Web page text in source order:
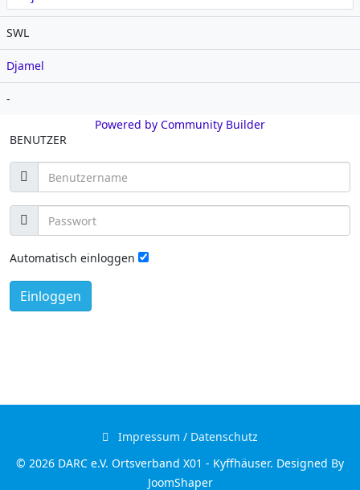
SWL
Djamel
-
Powered by Community Builder
BENUTZER
Automatisch einloggen
Einloggen
Impressum / Datenschutz
© 2026 DARC e.V. Ortsverband X01 - Kyffhäuser. Designed By
JoomShaper